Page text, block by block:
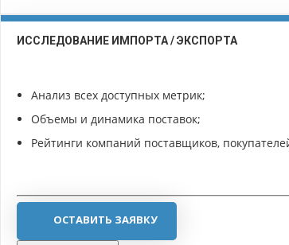
ИССЛЕДОВАНИЕ ИМПОРТА / ЭКСПОРТА
Анализ всех доступных метрик;
Объемы и динамика поставок;
Рейтинги компаний поставщиков,
ОСТАВИТЬ ЗАЯВКУ